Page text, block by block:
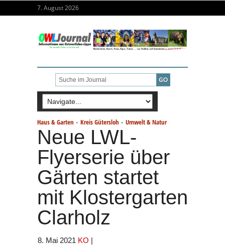
7. August 2026
Haus & Garten - Kreis Gütersloh - Umwelt & Natur
Neue LWL-
Flyerserie über
Gärten startet
mit Klostergarten
Clarholz
8. Mai 2021 KO |